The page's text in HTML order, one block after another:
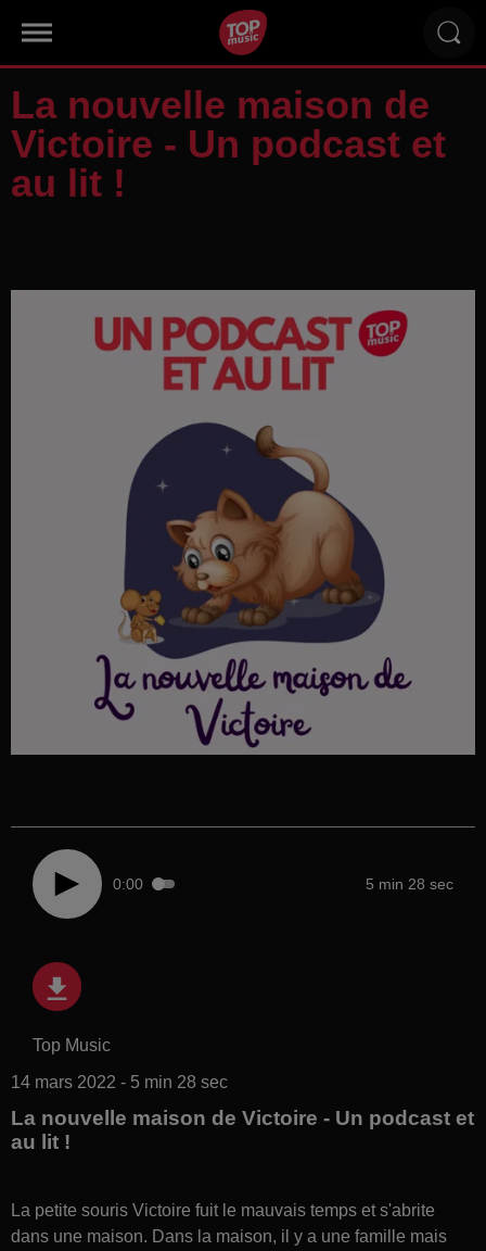
La nouvelle maison de
Victoire - Un podcast et
au lit !
0:00 5 min 28 sec
Top Music
14 mars 2022 - 5 min 28 sec
La nouvelle maison de Victoire - Un podcast et
au lit !
La petite souris Victoire fuit le mauvais temps et s'abrite
dans une maison. Dans la maison, il y a une famille mais